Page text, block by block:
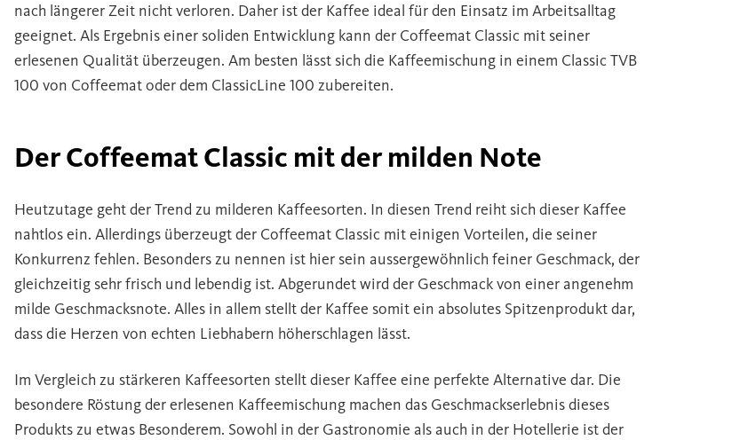
nach längerer Zeit nicht verloren. Daher ist der Kaffee ideal für den Einsatz im Arbeitsalltag
geeignet. Als Ergebnis einer soliden Entwicklung kann der Coffeemat Classic mit seiner
erlesenen Qualität überzeugen. Am besten lässt sich die Kaffeemischung in einem Classic TVB
100 von Coffeemat oder dem ClassicLine 100 zubereiten.
Der Coffeemat Classic mit der milden Note
Heutzutage geht der Trend zu milderen Kaffeesorten. In diesen Trend reiht sich dieser Kaffee
nahtlos ein. Allerdings überzeugt der Coffeemat Classic mit einigen Vorteilen, die seiner
Konkurrenz fehlen. Besonders zu nennen ist hier sein aussergewöhnlich feiner Geschmack, der
gleichzeitig sehr frisch und lebendig ist. Abgerundet wird der Geschmack von einer angenehm
milde Geschmacksnote. Alles in allem stellt der Kaffee somit ein absolutes Spitzenprodukt dar,
dass die Herzen von echten Liebhabern höherschlagen lässt.
Im Vergleich zu stärkeren Kaffeesorten stellt dieser Kaffee eine perfekte Alternative dar. Die
besondere Röstung der erlesenen Kaffeemischung machen das Geschmackserlebnis dieses
Produkts zu etwas Besonderem. Sowohl in der Gastronomie als auch in der Hotellerie ist der